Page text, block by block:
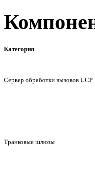
Категория
Сервер обработки вызовов UCP
Транковые шлюзы